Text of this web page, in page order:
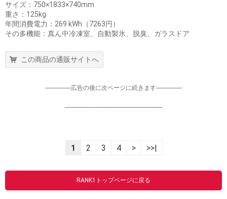
サイズ：750×1833×740mm
重さ：125kg
年間消費電力：269 kWh（7263円）
その多機能：真ん中冷凍室、自動製氷、脱臭、ガラスドア
この商品の通販サイトへ
-----------------広告の後に次ページに続きます-----------------
----------------------------------------------------------------
1 2 3 4 > >>|
RANK1トップページに戻る